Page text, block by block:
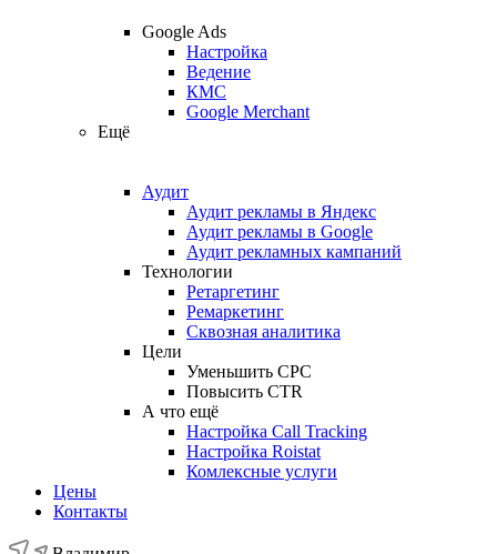
Google Ads
Настройка
Ведение
КМС
Google Merchant
Ещё
Аудит
Аудит рекламы в Яндекс
Аудит рекламы в Google
Аудит рекламных кампаний
Технологии
Ретаргетинг
Ремаркетинг
Сквозная аналитика
Цели
Уменьшить CPC
Повысить CTR
А что ещё
Настройка Call Tracking
Настройка Roistat
Комлексные услуги
Цены
Контакты